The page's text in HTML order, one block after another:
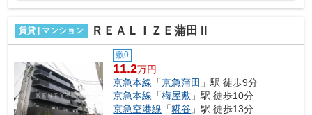
賃貸 | マンション ＲＥＡＬＩＺＥ蒲田Ⅱ
敷0
11.2万円
京急本線 「京急蒲田 」駅 徒歩9分
京急本線 「梅屋敷 」駅 徒歩10分
京急空港線 「糀谷 」駅 徒歩13分